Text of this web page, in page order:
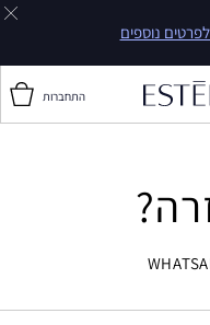
לפרטים נוספים
התחברות